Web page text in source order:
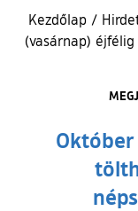
Kezdőlap /
(vasárnap)